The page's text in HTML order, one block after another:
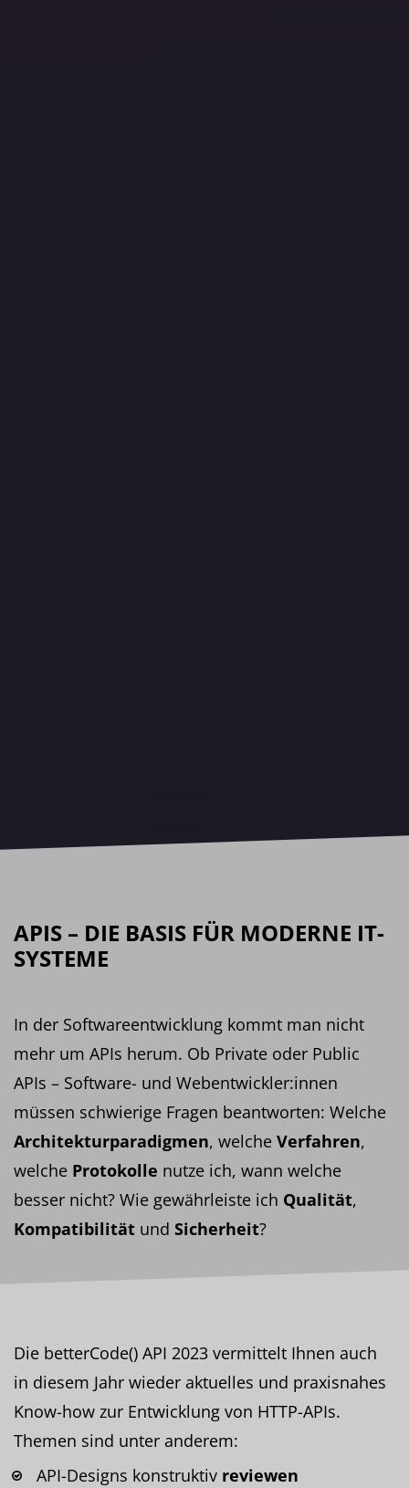
APIS – DIE BASIS FÜR MODERNE IT-
SYSTEME
In der Softwareentwicklung kommt man nicht
mehr um APIs herum. Ob Private oder Public
APIs – Software- und Webentwickler:innen
müssen schwierige Fragen beantworten: Welche
Architekturparadigmen, welche Verfahren,
welche Protokolle nutze ich, wann welche
besser nicht? Wie gewährleiste ich Qualität,
Kompatibilität und Sicherheit?
Die betterCode() API 2023 vermittelt Ihnen auch
in diesem Jahr wieder aktuelles und praxisnahes
Know-how zur Entwicklung von HTTP-APIs.
Themen sind unter anderem:
API-Designs konstruktiv reviewen